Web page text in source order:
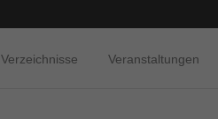
Verzeichnisse Veranstaltungen